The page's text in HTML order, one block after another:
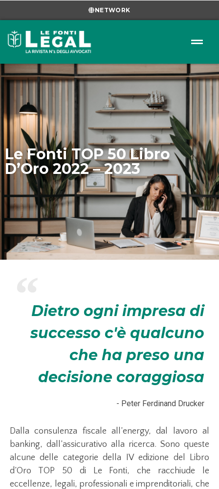
NETWORK
Le Fonti TOP 50 Libro
D’Oro 2022 – 2023
Dietro ogni impresa di
successo c'è qualcuno
che ha preso una
decisione coraggiosa
- Peter Ferdinand Drucker
Dalla consulenza fiscale all’energy, dal lavoro al
banking, dall’assicurativo alla ricerca. Sono queste
alcune delle categorie della IV edizione del Libro
d’Oro TOP 50 di Le Fonti, che racchiude le
eccellenze, legali, professionali e imprenditoriali, che